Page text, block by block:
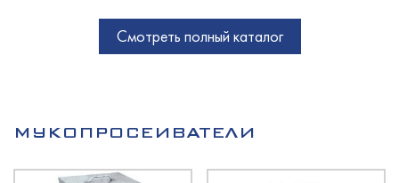
Смотреть полный каталог
МУКОПРОСЕИВАТЕЛИ